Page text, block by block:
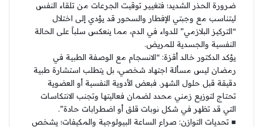
ضرورة الحذر الشديد؛ فتغيير توقيت الجرعات من تلقاء النفس
ليتناسب مع وجبتي الإفطار والسحور قد يؤدي إلى اختلال
“التركيز البلازمي” للدواء في الدم، مما ينعكس سلباً على الحالة
النفسية والجسدية للمريض.
​يؤكد الدكتور خالد أقزة: “الانسجام مع الوصفة الطبية في
رمضان ليس مسألة اجتهاد شخصي، بل يتطلب استشارة طبية
دقيقة قبل حلول الشهر. فبعض الأدوية النفسية أو العضوية
تحتاج لتوزيع زمني محدد لضمان فعاليتها وتجنب الانتكاسات
التي قد تظهر في شكل نوبات قلق أو اضطرابات حادة”.
■ ​تحديات التوازن: صراع الساعة البيولوجية والمكيفات؛ ​يشخص